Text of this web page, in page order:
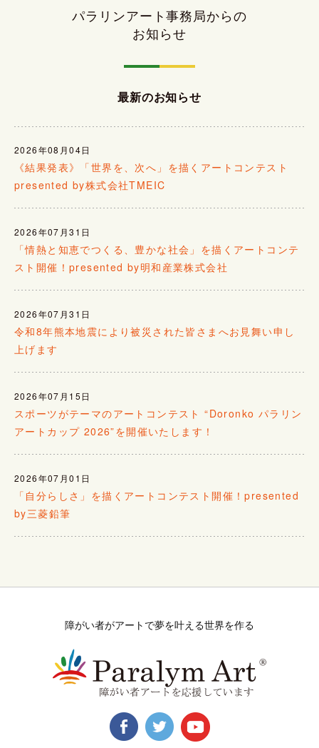
パラリンアート事務局からの
お知らせ
最新のお知らせ
2026年08月04日
《結果発表》「世界を、次へ」を描くアートコンテスト
presented by株式会社TMEIC
2026年07月31日
「情熱と知恵でつくる、豊かな社会」を描くアートコンテ
スト開催！presented by明和産業株式会社
2026年07月31日
令和8年熊本地震により被災された皆さまへお見舞い申し
上げます
2026年07月15日
スポーツがテーマのアートコンテスト “Doronko パラリン
アートカップ 2026”を開催いたします！
2026年07月01日
「自分らしさ」を描くアートコンテスト開催！presented
by三菱鉛筆
障がい者がアートで夢を叶える世界を作る